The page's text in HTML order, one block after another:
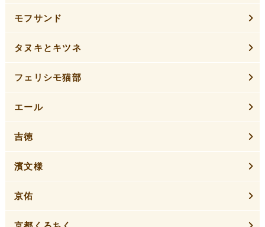
モフサンド
タヌキとキツネ
フェリシモ猫部
エール
吉徳
濱文様
京佑